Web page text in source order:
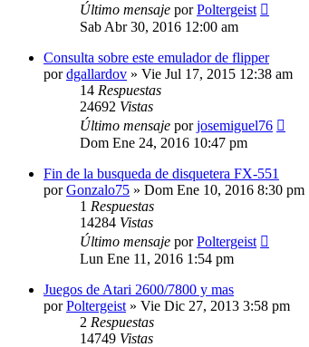
Último mensaje porPoltergeist
Sab Abr 30, 2016 12:00 am
Consulta sobre este emulador de flipper
pordgallardov » Vie Jul 17, 2015 12:38 am
14 Respuestas
24692 Vistas
Último mensaje porjosemiguel76
Dom Ene 24, 2016 10:47 pm
Fin de la busqueda de disquetera FX-551
porGonzalo75 » Dom Ene 10, 2016 8:30 pm
1 Respuestas
14284 Vistas
Último mensaje porPoltergeist
Lun Ene 11, 2016 1:54 pm
Juegos de Atari 2600/7800 y mas
porPoltergeist » Vie Dic 27, 2013 3:58 pm
2 Respuestas
14749 Vistas